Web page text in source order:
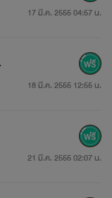
17 มี.ค. 2555 04:57 น.
18 มี.ค. 2555 12:55 น.
21 มี.ค. 2555 02:07 น.